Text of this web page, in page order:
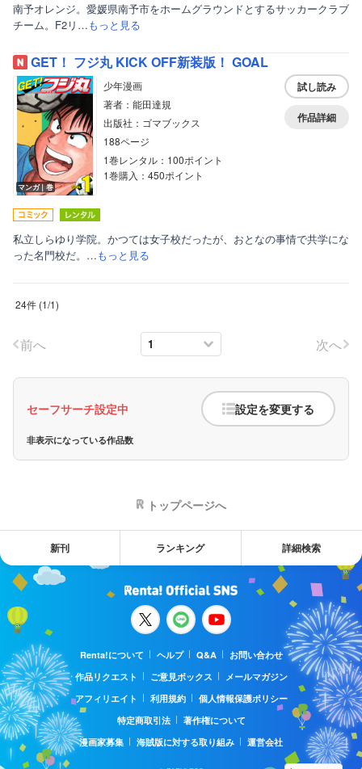
南予オレンジ。愛媛県南予市をホームグラウンドとするサッカークラブ
チーム。F2リ…もっと見る
GET！ フジ丸 KICK OFF新装版！ GOAL
マンガ｜巻
少年漫画
著者：能田達規
出版社：ゴマブックス
188ページ
1巻レンタル：100ポイント
1巻購入：450ポイント
試し読み
作品詳細
私立しらゆり学院。かつては女子校だったが、おとなの事情で共学にな
った名門校だ。…もっと見る
24件 (1/1)
前へ 次へ
セーフサーチ設定中 設定を変更する
非表示になっている作品数
トップページへ
新刊 ランキング 詳細検索
Renta!について ヘルプ Q&A
お問い合わせ
作品リクエスト
ご意見ボックス
メールマガジン
アフィリエイト
利用規約
個人情報保護ポリシー
特定商取引法
著作権について
漫画家募集
海賊版に対する取り組み 運営会社